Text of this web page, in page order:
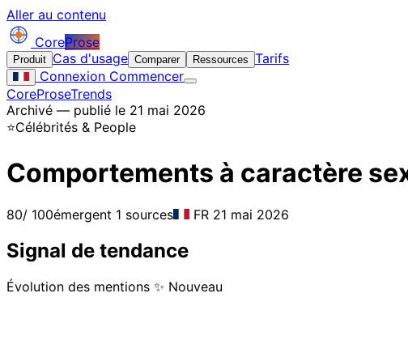
Aller au contenu
CoreProse
Produit Cas d'usage Comparer Ressources Tarifs
Connexion Commencer
CoreProseTrends
Archivé — publié le 21 mai 2026
⭐Célébrités & People
Comportements à caractère
80/ 100émergent 1 sources FR 21 mai 2026
Signal de tendance
Évolution des mentions ✨ Nouveau